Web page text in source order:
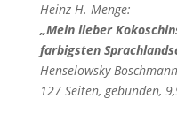
Heinz H. Menge:
„Mein lieber
farbigsten
Henselowsky
127 Seiten, gebunden,